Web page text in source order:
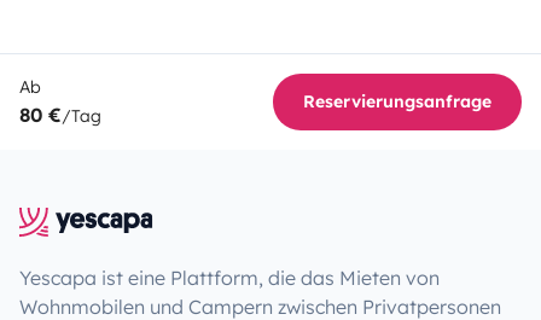
Ab
80 €/Tag
Reservierungsanfrage
Yescapa ist eine Plattform, die das Mieten von
Wohnmobilen und Campern zwischen Privatpersonen